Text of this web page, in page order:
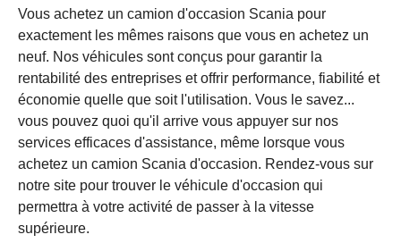
Vous achetez un camion d'occasion Scania pour
exactement les mêmes raisons que vous en achetez un
neuf. Nos véhicules sont conçus pour garantir la
rentabilité des entreprises et offrir performance, fiabilité et
économie quelle que soit l'utilisation. Vous le savez...
vous pouvez quoi qu'il arrive vous appuyer sur nos
services efficaces d'assistance, même lorsque vous
achetez un camion Scania d'occasion. Rendez-vous sur
notre site pour trouver le véhicule d'occasion qui
permettra à votre activité de passer à la vitesse
supérieure.